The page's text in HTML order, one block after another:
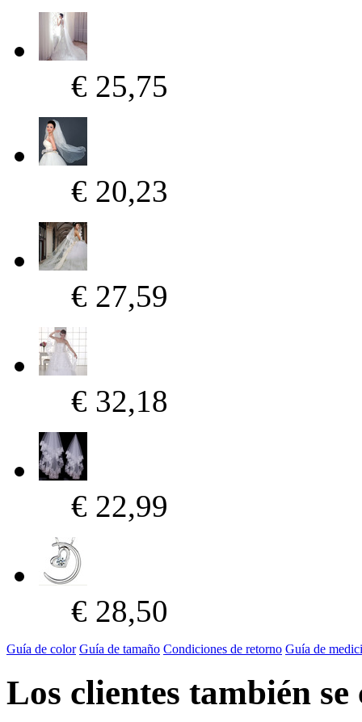
€ 25,75
€ 20,23
€ 27,59
€ 32,18
€ 22,99
€ 28,50
Guía de color Guía de tamaño Condiciones de retorno Guía de
Los clientes también se